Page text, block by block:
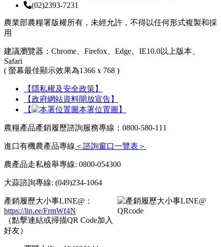
(02)2393-7231
農業部農糧署版權所有，未經允許，不得以任何形式複製和採
用
建議瀏覽器：Chrome、Firefox、Edge、IE10.0以上版本、
Safari
( 螢幕最佳顯示效果為1366 x 768 )
【隱私權及安全政策】
【政府網站資料開放宣告】
【
本署位置圖】
農糧產品產銷履歷諮詢服務專線：0800-580-111
進口有機農產品專線 ＜諮詢窗口一覽表＞
農產品走私檢舉專線: 0800-054300
大蒜諮詢專線: (049)234-1064
產銷履歷大小事LINE@：
https://lin.ee/FrmWf4N
（點擊連結或掃描QR Code加入
好友）